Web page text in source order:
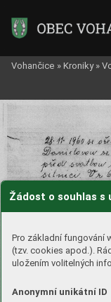
Žádost o souhlas
Pro základní fungování
(tzv. cookies apod.).
uložením volitelných
Anonymní unikátní ID
Vohančice » Kroniky »